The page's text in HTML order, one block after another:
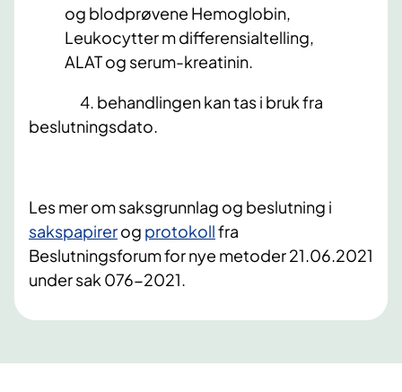
og blodprøvene Hemoglobin,
Leukocytter m differensialtelling,
ALAT og serum-kreatinin.
4. behandlingen kan tas i bruk fra
beslutningsdato.
Les mer om saksgrunnlag og beslutning i
sakspapirerog protokollfra
Beslutningsforum for nye metoder 21.06.2021
under sak 076-2021.